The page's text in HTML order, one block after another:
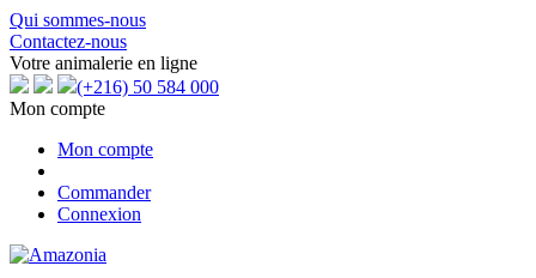
Qui sommes-nous
Contactez-nous
Votre animalerie en ligne
(+216) 50 584 000
Mon compte
Mon compte
Commander
Connexion